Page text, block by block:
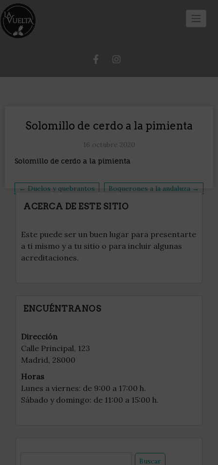
Solomillo de cerdo a la pimienta
16 octubre 2020
Solomillo de cerdo a la pimienta
← Duelos y quebrantos Boquerones a la andaluza →
ACERCA DE ESTE SITIO
Este puede ser un buen lugar para presentarte
a ti mismo y a tu sitio o para incluir algunas
acreditaciones.
ENCUÉNTRANOS
Dirección
Calle Principal, 123
Madrid, 28000
Horas
Lunes a viernes: de 9:00 a 17:00 h.
Sábado y domingo: de 11:00 a 15:00 h.